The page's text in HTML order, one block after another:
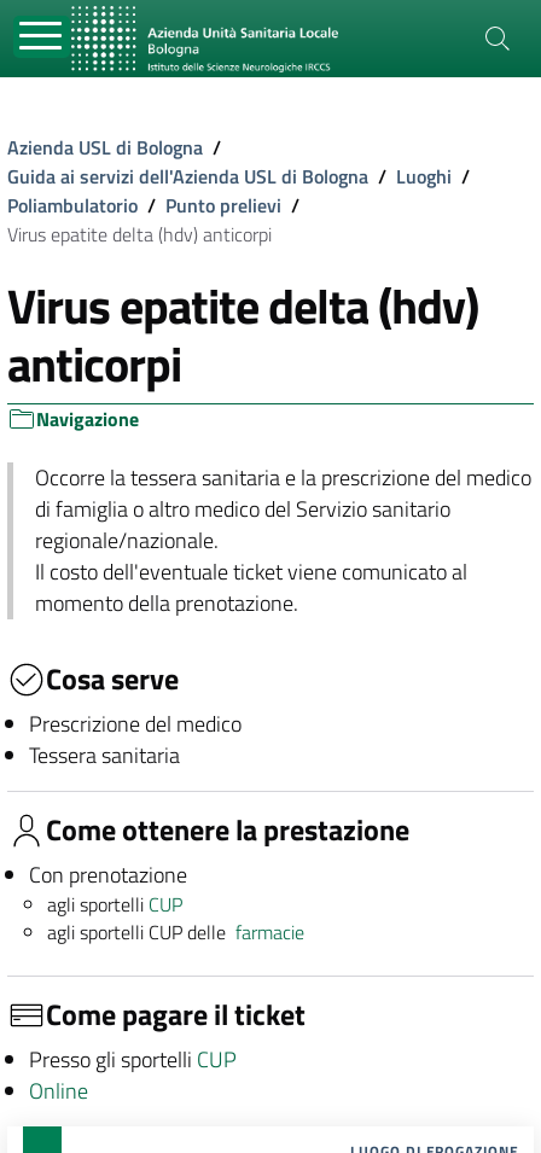
Azienda USL di Bologna /
Guida ai servizi dell'Azienda USL di Bologna / Luoghi /
Poliambulatorio / Punto prelievi /
Virus epatite delta (hdv) anticorpi
Virus epatite delta (hdv)
anticorpi
Navigazione
Occorre la tessera sanitaria e la prescrizione del medico
di famiglia o altro medico del Servizio sanitario
regionale/nazionale.
Il costo dell'eventuale ticket viene comunicato al
momento della prenotazione.
Cosa serve
Prescrizione del medico
Tessera sanitaria
Come ottenere la prestazione
Con prenotazione
agli sportelli CUP
agli sportelli CUP dellefarmacie
Come pagare il ticket
Presso gli sportelli CUP
Online